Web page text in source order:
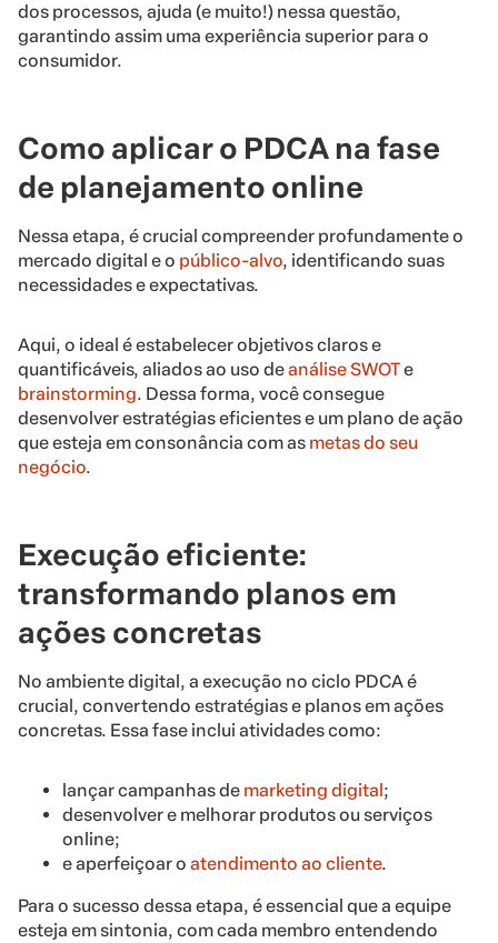
dos processos, ajuda (e muito!) nessa questão,
garantindo assim uma experiência superior para o
consumidor.
Como aplicar o PDCA na fase
de planejamento online
Nessa etapa, é crucial compreender profundamente o
mercado digital e o público-alvo, identificando suas
necessidades e expectativas.
Aqui, o ideal é estabelecer objetivos claros e
quantificáveis, aliados ao uso deanálise SWOTe
brainstorming. Dessa forma, você consegue
desenvolver estratégias eficientes e um plano de ação
que esteja em consonância com as metas do seu
negócio.
Execução eficiente:
transformando planos em
ações concretas
No ambiente digital, a execução no ciclo PDCA é
crucial, convertendo estratégias e planos em ações
concretas. Essa fase inclui atividades como:
lançar campanhas de marketing digital ;
desenvolver e melhorar produtos ou serviços
online;
e aperfeiçoar o atendimento ao cliente.
Para o sucesso dessa etapa, é essencial que a equipe
esteja em sintonia, com cada membro entendendo